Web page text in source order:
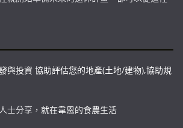
與投資 協助評估您的地產(土地/建物),協助規
士分享， 就在韋恩的食農生活